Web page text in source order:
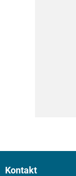
Kontakt